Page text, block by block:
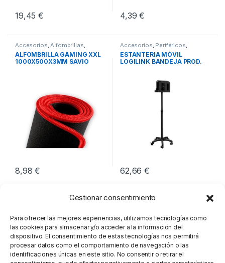
Gestionar consentimiento
Para ofrecer las mejores experiencias, utilizamos tecnologías como
las cookies para almacenar y/o acceder a la información del
dispositivo. El consentimiento de estas tecnologías nos permitirá
procesar datos como el comportamiento de navegación o las
identificaciones únicas en este sitio. No consentir o retirar el
19,45€ 4,39€
Accesorios,Alfombrillas,
Periféricos
ALFOMBRILLA GAMING XXL
1000X500X3MM SAVIO
8,98€
Accesorios, Periféricos,
Soportes
ESTANTERIA MÓVIL
LOGILINK BANDEJA PROD.
62,66€